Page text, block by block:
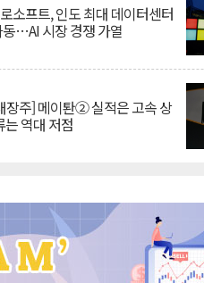
소프트, 인도 최대 데이터센터
동…AI 시장 경쟁 가열
장주] 메이퇀② 실적은 고속 상
는 역대 저점